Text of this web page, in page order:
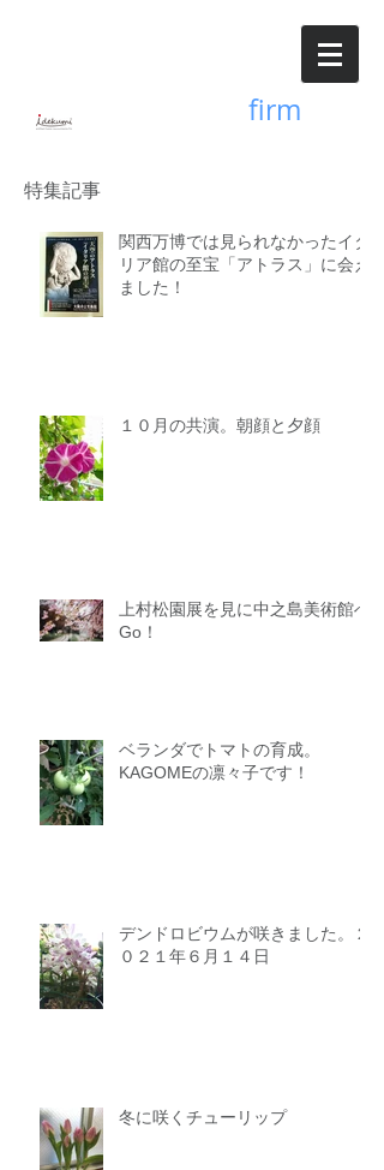
firm
特集記事
関西万博では見られなかったイタ
リア館の至宝「アトラス」に会え
ました！
１０月の共演。朝顔と夕顔
上村松園展を見に中之島美術館へ
Go！
ベランダでトマトの育成。
KAGOMEの凛々子です！
デンドロビウムが咲きました。２
０２１年６月１４日
冬に咲くチューリップ